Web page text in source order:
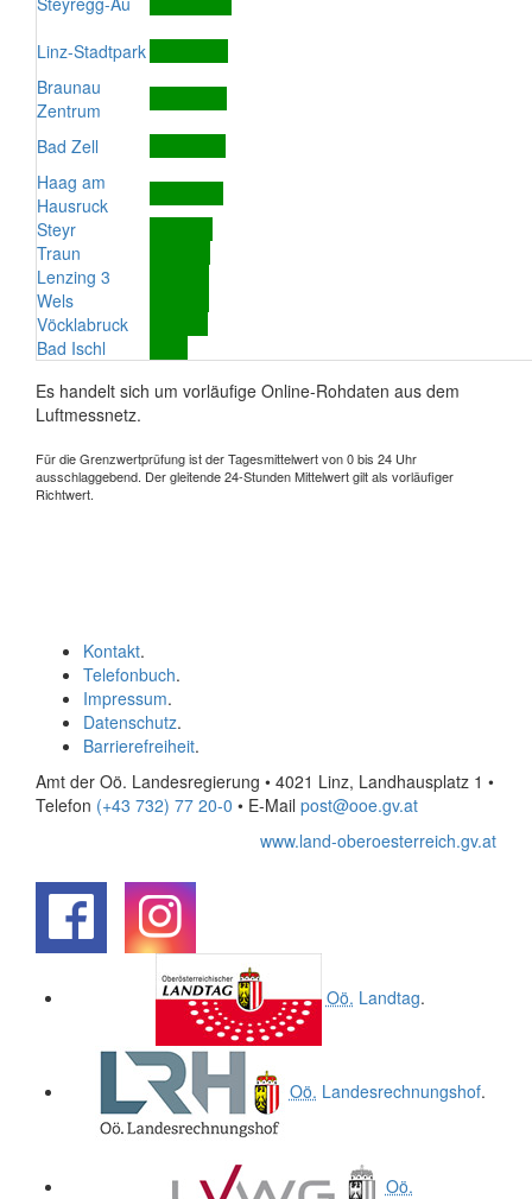
Linz-Stadtpark
Braunau
Zentrum
Bad Zell
Haag am
Hausruck
Steyr
Traun
Lenzing 3
Wels
Vöcklabruck
Bad Ischl
Es handelt sich um vorläufige Online-Rohdaten aus dem
Luftmessnetz.
Für die Grenzwertprüfung ist der Tagesmittelwert von 0 bis 24 Uhr
ausschlaggebend. Der gleitende 24-Stunden Mittelwert gilt als vorläufiger
Richtwert.
Kontakt.
Telefonbuch.
Impressum.
Datenschutz.
Barrierefreiheit.
Amt der Oö. Landesregierung • 4021 Linz, Landhausplatz 1 •
Telefon (+43 732) 77 20-0 • E-Mail post@ooe.gv.at
www.land-oberoesterreich.gv.at
Oö. Landtag.
Oö. Landesrechnungshof.
Oö.